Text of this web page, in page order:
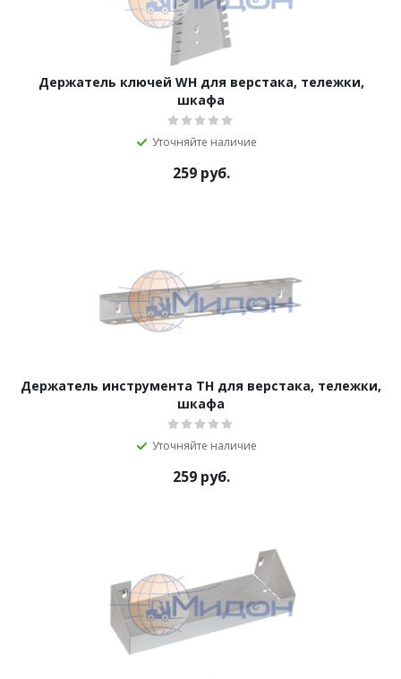
Держатель ключей WH для верстака, тележки,
шкафа
Уточняйте наличие
259руб.
Держатель инструмента TH для верстака, тележки,
шкафа
Уточняйте наличие
259руб.